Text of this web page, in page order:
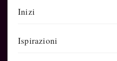
Inizi
Ispirazioni